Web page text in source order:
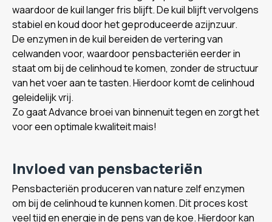
waardoor de kuil langer fris blijft. De kuil blijft vervolgens
stabiel en koud door het geproduceerde azijnzuur.
De enzymen in de kuil bereiden de vertering van
celwanden voor, waardoor pensbacteriën eerder in
staat om bij de celinhoud te komen, zonder de structuur
van het voer aan te tasten. Hierdoor komt de celinhoud
geleidelijk vrij.
Zo gaat Advance broei van binnenuit tegen en zorgt het
voor een optimale kwaliteit mais!
Invloed van pensbacteriën
Pensbacteriën produceren van nature zelf enzymen
om bij de celinhoud te kunnen komen. Dit proces kost
veel tijd en energie in de pens van de koe. Hierdoor kan